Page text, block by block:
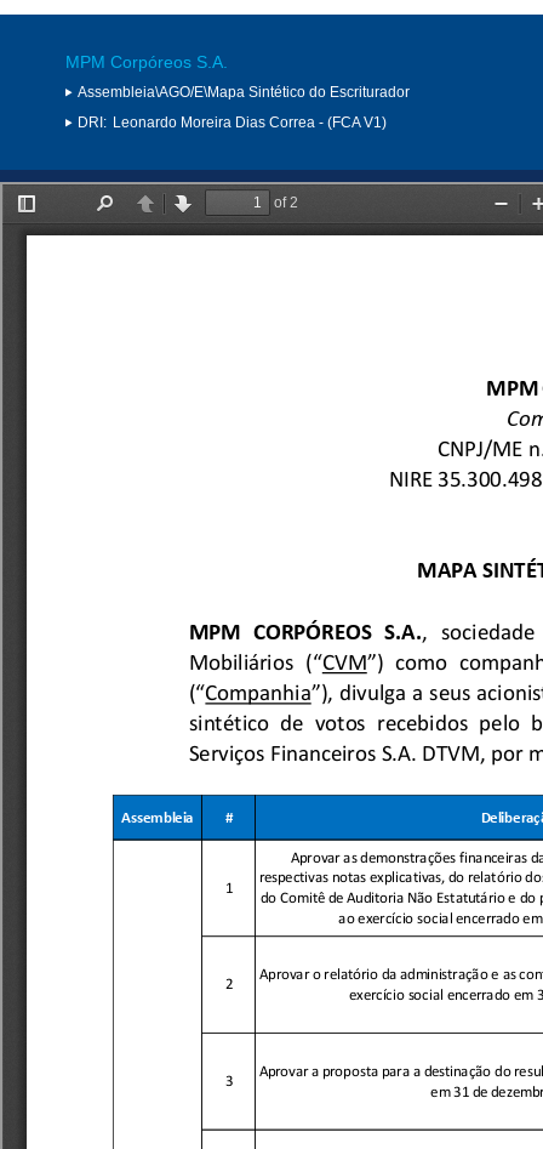
MPM Corpóreos S.A.
Assembleia\AGO/E\Mapa Sintético do Escriturador
DRI: Leonardo Moreira Dias Correa - (FCA V1)